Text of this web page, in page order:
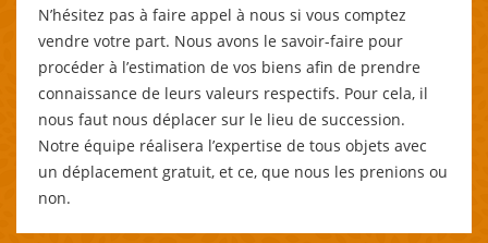
N’hésitez pas à faire appel à nous si vous comptez
vendre votre part. Nous avons le savoir-faire pour
procéder à l’estimation de vos biens afin de prendre
connaissance de leurs valeurs respectifs. Pour cela, il
nous faut nous déplacer sur le lieu de succession.
Notre équipe réalisera l’expertise de tous objets avec
un déplacement gratuit, et ce, que nous les prenions ou
non.